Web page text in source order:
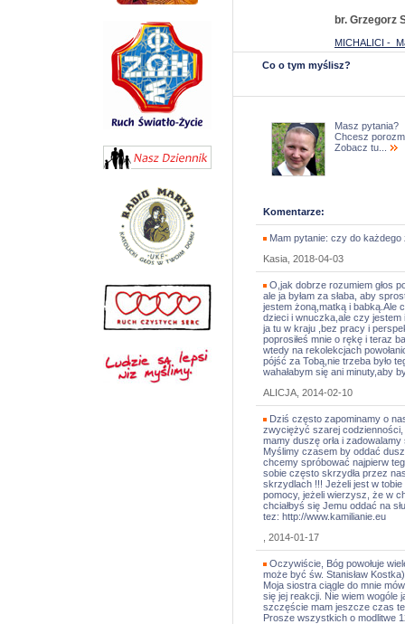
br. Grzegorz
MICHALICI -
Co o tym myślisz?
Masz pytania?
Chcesz
Zobacz tu...
Komentarze:
Mam pytanie: czy do
Kasia, 2018-04-03
O,jak dobrze rozumiem głos
ale ja byłam za słaba, aby
jestem żoną,matką i babką.Ale
dzieci i wnuczka,ale czy
ja tu w kraju ,bez pracy i
poprosiłeś mnie o rękę i teraz
wtedy na rekolekcjach
pójść za Tobą,nie trzeba było
wahałabym się ani minuty,aby
ALICJA, 2014-02-10
Dziś często zapominamy o
zwyciężyć szarej
mamy duszę orła i
Myślimy czasem by oddać
chcemy spróbować najpierw
sobie często skrzydła przez
skrzydlach !!! Jeżeli jest w
pomocy, jeżeli wierzysz, że w
chciałbyś się Jemu oddać na
tez: http://www.kamilianie.eu
, 2014-01-17
Oczywiście, Bóg powołuje
może być św. Stanisław
Moja siostra ciągle do mnie
się jej reakcji. Nie wiem wogóle
szczęście mam jeszcze czas
Prosze wszystkich o modlitwe